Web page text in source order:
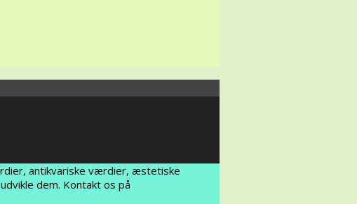
antikvariske værdier, æstetiske
dem. Kontakt os på